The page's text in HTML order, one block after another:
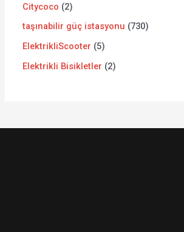
Citycoco
2
taşınabilir güç istasyonu
730
ElektrikliScooter
5
Elektrikli Bisikletler
2